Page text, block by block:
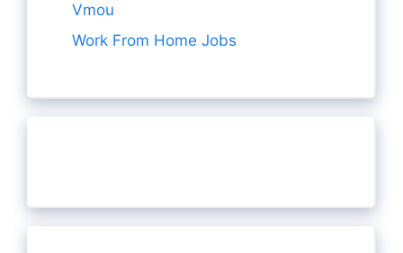
Vmou
Work From Home Jobs